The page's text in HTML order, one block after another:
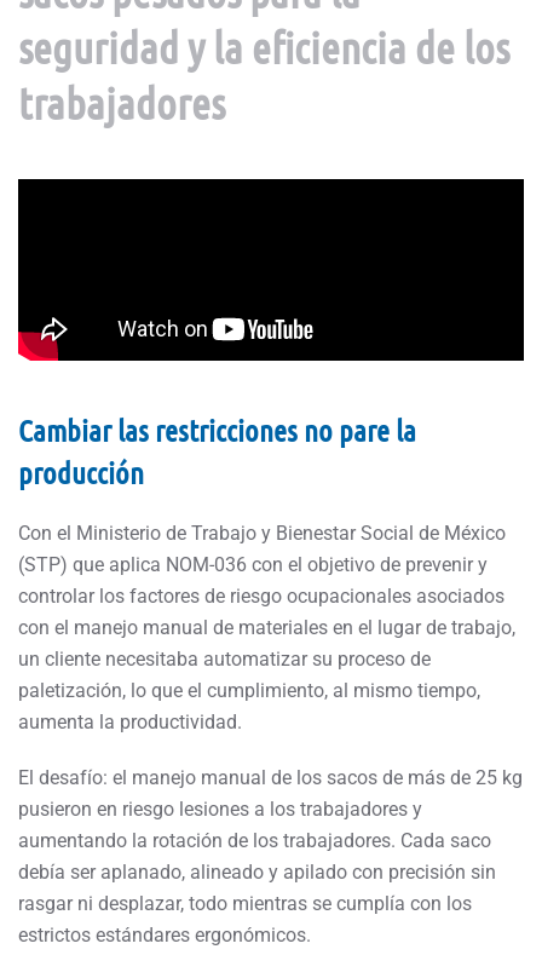
seguridad y la eficiencia de los
trabajadores
Cambiar las restricciones no pare la
producción
Con el Ministerio de Trabajo y Bienestar Social de México
(STP) que aplica NOM-036 con el objetivo de prevenir y
controlar los factores de riesgo ocupacionales asociados
con el manejo manual de materiales en el lugar de trabajo,
un cliente necesitaba automatizar su proceso de
paletización, lo que el cumplimiento, al mismo tiempo,
aumenta la productividad.
El desafío: el manejo manual de los sacos de más de 25 kg
pusieron en riesgo lesiones a los trabajadores y
aumentando la rotación de los trabajadores. Cada saco
debía ser aplanado, alineado y apilado con precisión sin
rasgar ni desplazar, todo mientras se cumplía con los
estrictos estándares ergonómicos.